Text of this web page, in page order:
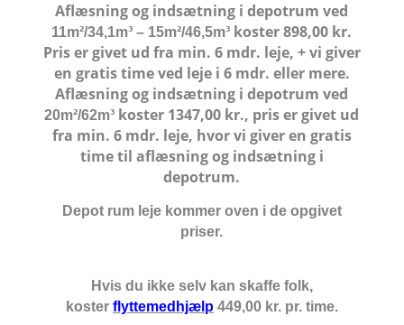
Aflæsning og indsætning i depotrum ved
11m²/34,1m³ – 15m²/46,5m³ koster 898,00 kr.
Pris er givet ud fra min. 6 mdr. leje, + vi giver
en gratis time ved leje i 6 mdr. eller mere.
Aflæsning og indsætning i depotrum ved
20m²/62m³ koster 1347,00 kr., pris er givet ud
fra min. 6 mdr. leje, hvor vi giver en gratis
time til aflæsning og indsætning i
depotrum.
Depot rum leje kommer oven i de opgivet
priser.
Hvis du ikke selv kan skaffe folk,
koster flyttemedhjælp 449,00 kr. pr. time.